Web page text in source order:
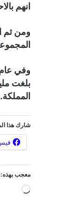
انهم
بلغت
المملكة.
شارك هذا
معجب بهذه: